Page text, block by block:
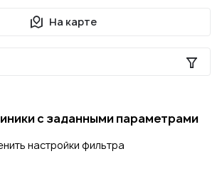
На карте
с заданными параметрами
настройки фильтра